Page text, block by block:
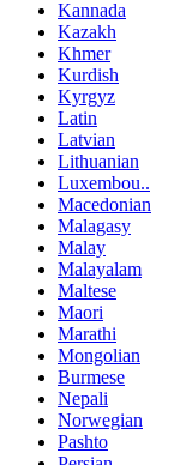
Kannada
Kazakh
Khmer
Kurdish
Kyrgyz
Latin
Latvian
Lithuanian
Luxembou..
Macedonian
Malagasy
Malay
Malayalam
Maltese
Maori
Marathi
Mongolian
Burmese
Nepali
Norwegian
Pashto